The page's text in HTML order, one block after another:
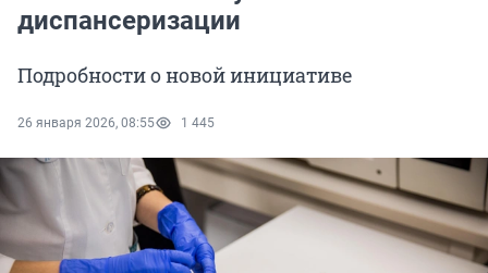
диспансеризации
Подробности о новой инициативе
26 января 2026, 08:55 1 445